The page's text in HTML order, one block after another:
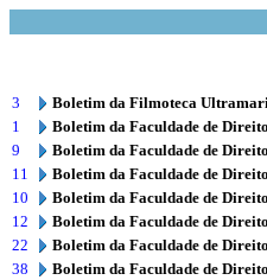
3
Boletim da Filmoteca
1
Boletim da Faculdade de
9
Boletim da Faculdade de
11
Boletim da Faculdade de
10
Boletim da Faculdade de
12
Boletim da Faculdade de
22
Boletim da Faculdade de
38
Boletim da Faculdade de